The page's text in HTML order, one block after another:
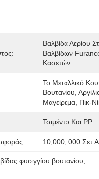
Βαλβίδα Αερίου
Βαλβίδων
Κασετών
Το Μεταλλικό
Βουτανίου,
Μαγείρεμα, Πικ-
Τσιμέντο Και PP
10,000, 000 Σετ
φυσιγγίου βουτανίου